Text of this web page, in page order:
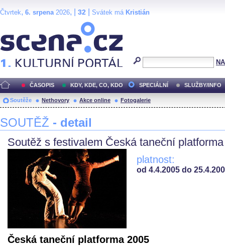
Čtvrtek, 6. srpena2026, | 32 Svátek má Kristián
ČASOPIS KDY, KDE, CO, KDO SPECIÁLNÍ SLUŽBY/INFO
Soutěže Nethovory Akce online Fotogalerie
SOUTĚŽ - detail
Soutěž s festivalem Česká taneční platforma
platnost:
od 4.4.2005 do
Česká taneční platforma 2005